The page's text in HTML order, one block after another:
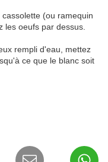
(ou ramequin
les oeufs par dessus.
rempli d'eau, mettez
ce que le blanc soit